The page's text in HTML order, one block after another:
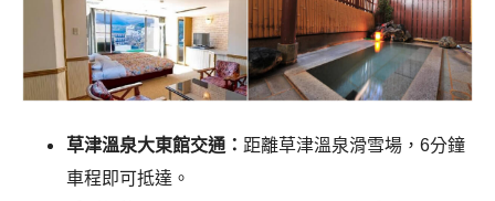
草津溫泉大東館交通： 距離草津溫泉滑雪場，6分鐘
車程即可抵達。